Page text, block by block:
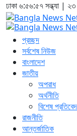
ঢাকা৬:৫৬:৫৮ সন্ধ্যা |
প্রচ্ছদ
সর্বশেষ নিউজ
বাংলাদেশ
জাতীয়
অপরাধ
অর্থনীতি
বিশেষ
রাজনীতি
আন্তর্জাতিক